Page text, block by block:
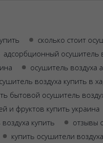
сколько стоит
адсорбционный осушитель
осушитель воздуха
воздуха купить в
бытовой осушитель
и фруктов купить украина
купить отзывы
купить осушители